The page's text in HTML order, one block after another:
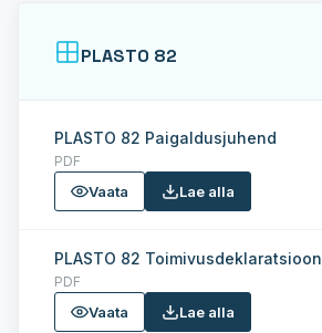
PLASTO 82
PLASTO 82 Paigaldusjuhend
PDF
Vaata Lae alla
PLASTO 82 Toimivusdeklaratsioon
PDF
Vaata Lae alla